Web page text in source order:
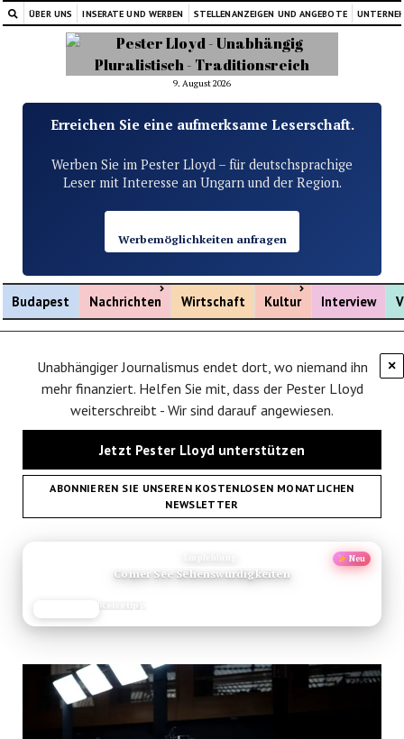
ÜBER UNS INSERATE UND WERBEN STELLENANZEIGEN UND ANGEBOTE
9. August 2026
Erreichen Sie eine aufmerksame Leserschaft.
Werben Sie im Pester Lloyd – für deutschsprachige
Leser mit Interesse an Ungarn und der Region.
Werbemöglichkeiten anfragen
Budapest Nachrichten
Menü öffnen
Wirtschaft Kultur
Menü öffnen
Interview
×
Unabhängiger Journalismus endet dort, wo niemand ihn
mehr finanziert. Helfen Sie mit, dass der Pester Lloyd
weiterschreibt - Wir sind darauf angewiesen.
Jetzt Pester Lloyd unterstützen
ABONNIEREN SIE UNSEREN KOSTENLOSEN MONATLICHEN
NEWSLETTER
Neu
Comer See Sehenswurdigkeiten
Reisetipp